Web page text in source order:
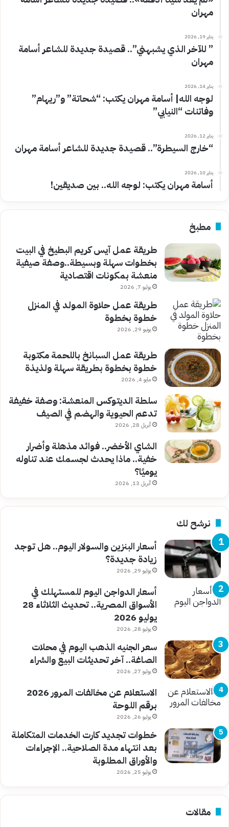
مهران
يناير 19, 2026
” للآخر الذي يشبهني”.. قصيدة جديدة للشاعر أسامة
مهران
يناير 14, 2026
لوجه الله| أسامة مهران يكتب: “شحاتة” و”ريهام”
وفاتنات “النيابي”
يناير 12, 2026
“خارج السيطرة”.. قصيدة جديدة للشاعر أسامة مهران
يناير 10, 2026
أسامة مهران يكتب: لوجه الله.. بين صديقين!
مطبخ
طريقة عمل آيس كريم البطيخ في البيت
بخطوات سهلة وبسيطة..وصفة صيفية
منعشة بمكونات اقتصادية
يوليو 7, 2026
طريقة عمل حلاوة المولد في المنزل
خطوة بخطوة
يونيو 29, 2026
طريقة عمل السبانخ باللحمة مكتوبة
خطوة بخطوة بطريقة سهلة ولذيذة
مايو 4, 2026
سلطة الديتوكس المنعشة: وصفة خفيفة
تدعم الحيوية والهضم في الصيف
أبريل 28, 2026
الشاي الأخضر.. فوائد مذهلة وأضرار
خفية.. ماذا يحدث لجسمك عند تناوله
يوميًا؟
أبريل 13, 2026
نرشح لك
أسعار البنزين والسولار اليوم.. هل توجد
زيادة جديدة؟
يوليو 29, 2026
أسعار الدواجن اليوم للمستهلك في
الأسواق المصرية.. تحديث الثلاثاء 28
يوليو 2026
يوليو 28, 2026
سعر الجنيه الذهب اليوم في محلات
الصاغة.. آخر تحديثات البيع والشراء
يوليو 27, 2026
الاستعلام عن مخالفات المرور 2026
برقم اللوحة
يوليو 26, 2026
خطوات تجديد كارت الخدمات المتكاملة
بعد انتهاء مدة الصلاحية.. الإجراءات
والأوراق المطلوبة
يوليو 25, 2026
مقالات